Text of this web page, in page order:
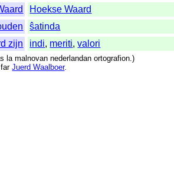
Hoekse Waard
ŝatinda
zijn
indi, meriti,valori
la malnovan nederlandan ortografion.)
far Juerd Waalboer.